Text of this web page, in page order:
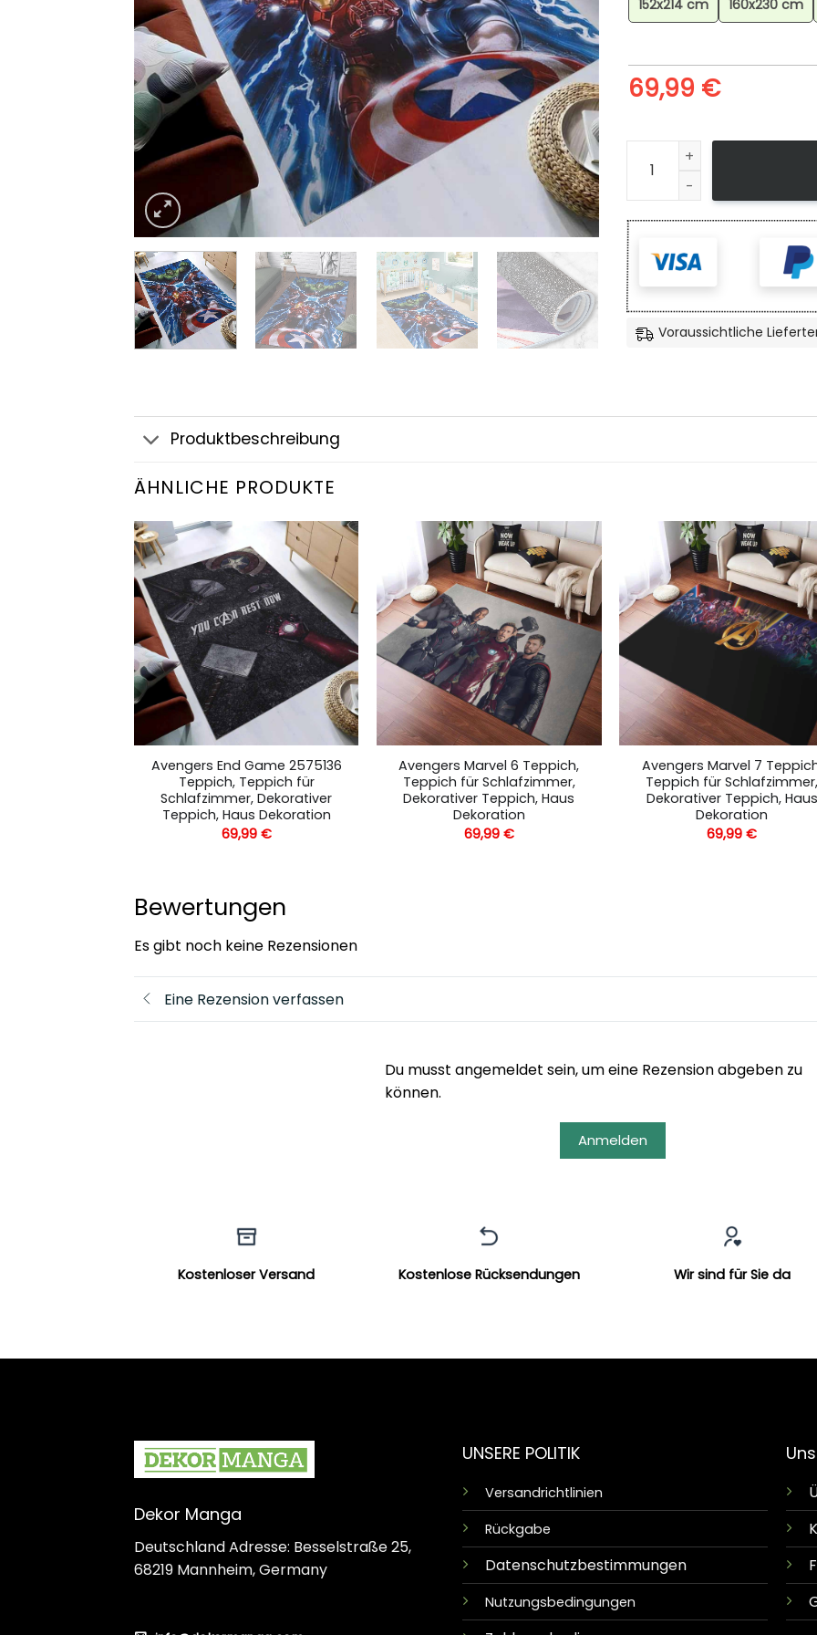
152x214 cm 160x230 cm
69,99 €
Marvel Avengers 0525
Voraussichtliche
Produktbeschreibung
ÄHNLICHE PRODUKTE
Avengers End Game 2575136
Teppich, Teppich für
Schlafzimmer, Dekorativer
Teppich, Haus Dekoration
69,99 €
Avengers Marvel 6 Teppich,
Teppich für Schlafzimmer,
Dekorativer Teppich, Haus
Dekoration
69,99 €
Avengers Marvel 7
Teppich für Schlafzimmer,
Dekorativer Teppich, Haus
Dekoration
69,99€
Bewertungen
Es gibt noch keine Rezensionen
Eine Rezension verfassen
Du musst angemeldet sein, um eine Rezension abgeben zu
können.
Anmelden
Kostenloser Versand Kostenlose Rücksendungen Wir sind für Sie da
Dekor Manga
Deutschland Adresse: Besselstraße 25,
68219 Mannheim, Germany
UNSERE POLITIK
Versandrichtlinien
Rückgabe
Datenschutzbestimmungen
Nutzungsbedingungen